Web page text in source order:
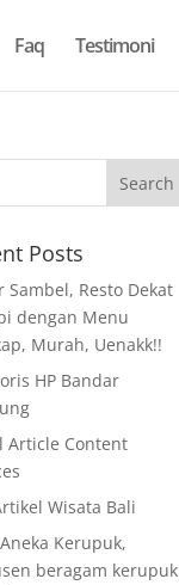
Faq Testimoni
Posts
Sambel, Resto Dekat
dengan Menu
Murah, Uenakk!!
HP Bandar
Article Content
Wisata Bali
Kerupuk,
beragam kerupuk